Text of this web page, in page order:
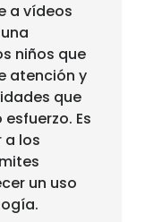
a vídeos
niños que
atención y
que
Es
los
un uso